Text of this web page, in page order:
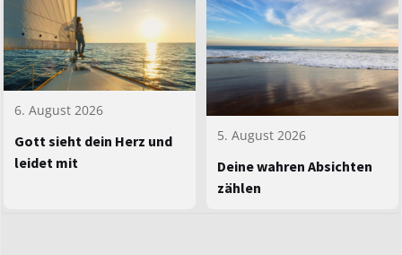
6. August 2026
Gott sieht dein Herz und
leidet mit
5. August 2026
Deine wahren Absichten
zählen